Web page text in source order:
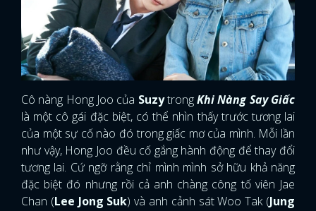
Cô nàng Hong Joo của SuzytrongKhi Nàng Say Giấc
là một cô gái đặc biệt, có thể nhìn thấy trước tương lai
của một sự cố nào đó trong giấc mơ của mình. Mỗi lần
như vậy, Hong Joo đều cố gắng hành động để thay đổi
tương lai. Cứ ngỡ rằng chỉ mình mình sở hữu khả năng
đặc biệt đó nhưng rồi cả anh chàng công tố viên Jae
Chan (Lee Jong Suk) và anh cảnh sát Woo Tak (Jung